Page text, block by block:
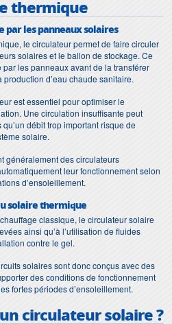
thermique
par les panneaux solaires
le circulateur permet de faire circuler
solaires et le ballon de stockage. Ce
les panneaux avant de la transférer
d’eau chaude sanitaire.
est essentiel pour optimiser le
Une circulation insuffisante peut
débit trop important risque de
solaire.
généralement des circulateurs
leur fonctionnement selon
d’ensoleillement.
solaire thermique
classique, le circulateur solaire
ainsi qu’à l’utilisation de fluides
contre le gel.
solaires sont donc conçus avec des
des conditions de fonctionnement
fortes périodes d’ensoleillement.
circulateur solaire ?